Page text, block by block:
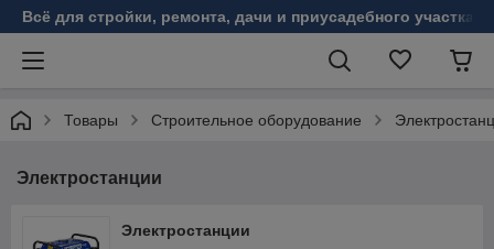
Всё для стройки, ремонта, дачи и приусадебного участка!
Товары Строительное оборудование
Электростанции
Электростанции